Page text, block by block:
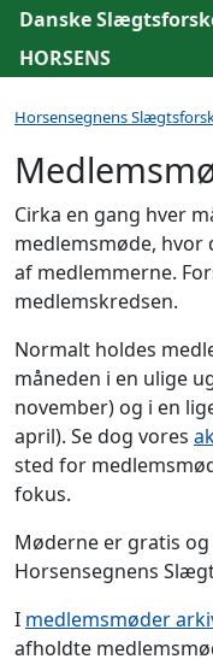
Danske
HORSENS
Horsensegnens
Cirka en gang hver
medlemsmøde,
af medlemmerne.
medlemskredsen.
Normalt holdes
måneden i en ulige
november) og i en
april). Se dog vores
sted for
fokus.
Møderne er gratis
Horsensegnens
I medlemsmøder
afholdte